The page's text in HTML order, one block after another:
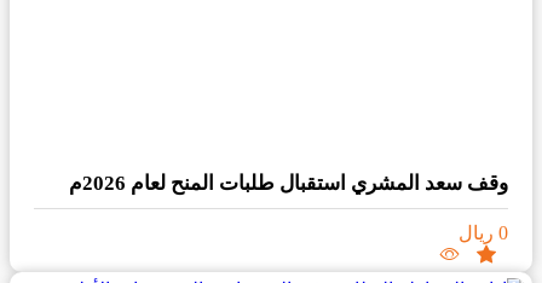
وقف سعد المشري استقبال طلبات المنح لعام 2026م
0 ريال